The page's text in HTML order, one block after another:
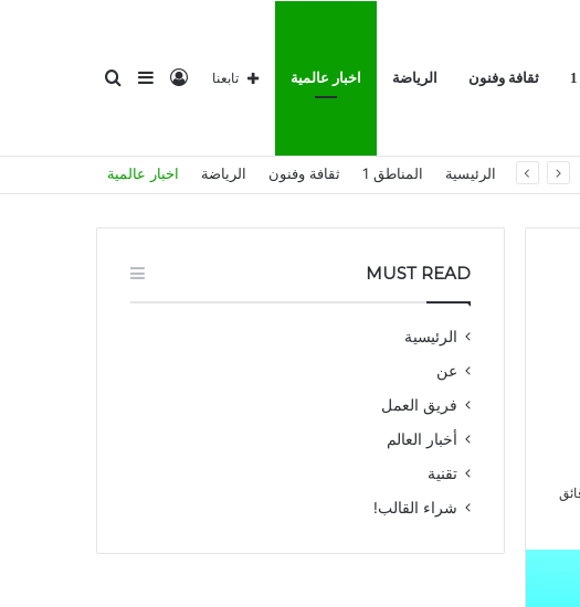
ثقافة وفنون الرياضة اخبار عالمية
عن
إضافة
عمود
تسجيل
الدخول
تابعنا
الرئيسية المناطق 1 ثقافة وفنون الرياضة اخبار عالمية
MUST READ
الرئيسية
عن
فريق العمل
أخبار العالم
تقنية
شراء القالب!